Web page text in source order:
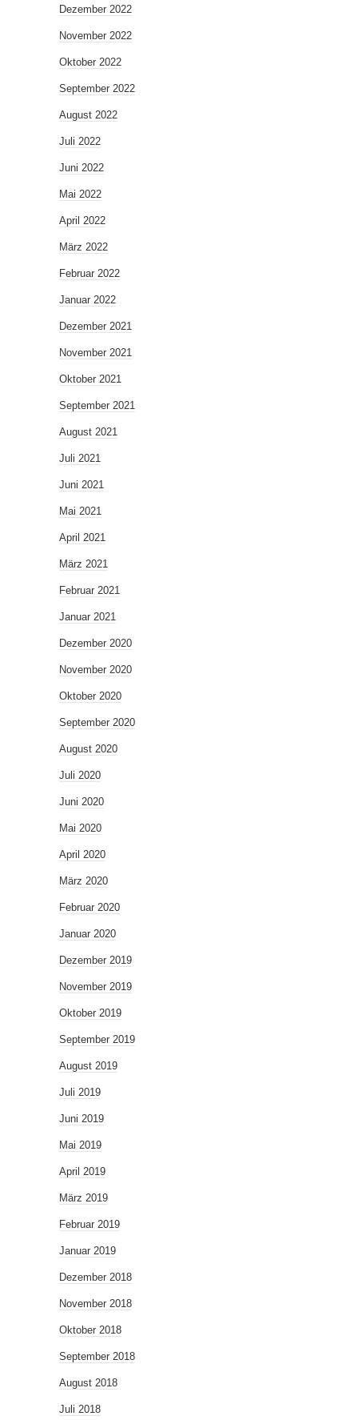
Dezember 2022
November 2022
Oktober 2022
September 2022
August 2022
Juli 2022
Juni 2022
Mai 2022
April 2022
März 2022
Februar 2022
Januar 2022
Dezember 2021
November 2021
Oktober 2021
September 2021
August 2021
Juli 2021
Juni 2021
Mai 2021
April 2021
März 2021
Februar 2021
Januar 2021
Dezember 2020
November 2020
Oktober 2020
September 2020
August 2020
Juli 2020
Juni 2020
Mai 2020
April 2020
März 2020
Februar 2020
Januar 2020
Dezember 2019
November 2019
Oktober 2019
September 2019
August 2019
Juli 2019
Juni 2019
Mai 2019
April 2019
März 2019
Februar 2019
Januar 2019
Dezember 2018
November 2018
Oktober 2018
September 2018
August 2018
Juli 2018